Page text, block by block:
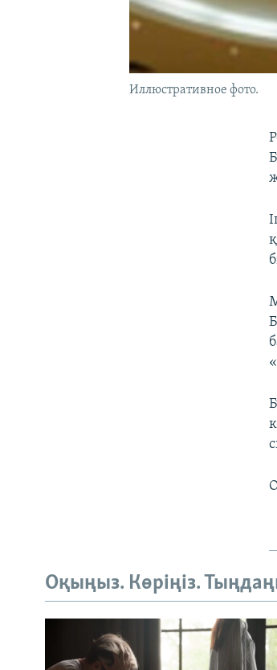
Иллюстративное фото.
Оқыңыз. Көріңіз.